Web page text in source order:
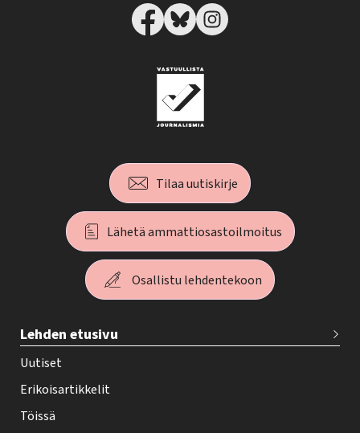
Tilaa uutiskirje
Lähetä ammattiosastoilmoitus
Osallistu lehdentekoon
e
h
y
-
Lehden etusivu
Uutiset
Erikoisartikkelit
Töissä